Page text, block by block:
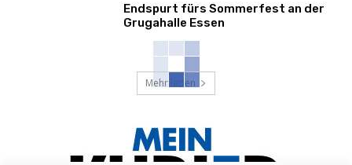
Endspurt fürs Sommerfest an der
Grugahalle Essen
Mehr laden